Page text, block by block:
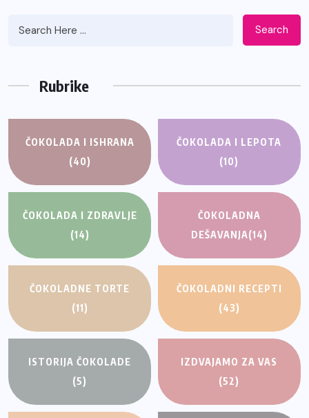
Search
Rubrike
ČOKOLADA I ISHRANA
(40)
ČOKOLADA I LEPOTA
(10)
ČOKOLADA I ZDRAVLJE
(14)
ČOKOLADNA
DEŠAVANJA(14)
ČOKOLADNE TORTE
(11)
ČOKOLADNI RECEPTI
(43)
ISTORIJA ČOKOLADE
(5)
IZDVAJAMO ZA VAS
(52)